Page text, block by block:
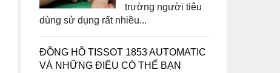
trường người tiêu
dùng sử dụng rất nhiều...
ĐỒNG HỒ TISSOT 1853 AUTOMATIC
VÀ NHỮNG ĐIỀU CÓ THỂ BẠN